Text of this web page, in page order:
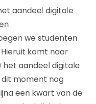
aandeel digitale
we studenten
komt naar
aandeel digitale
dit moment nog
een kwart van de